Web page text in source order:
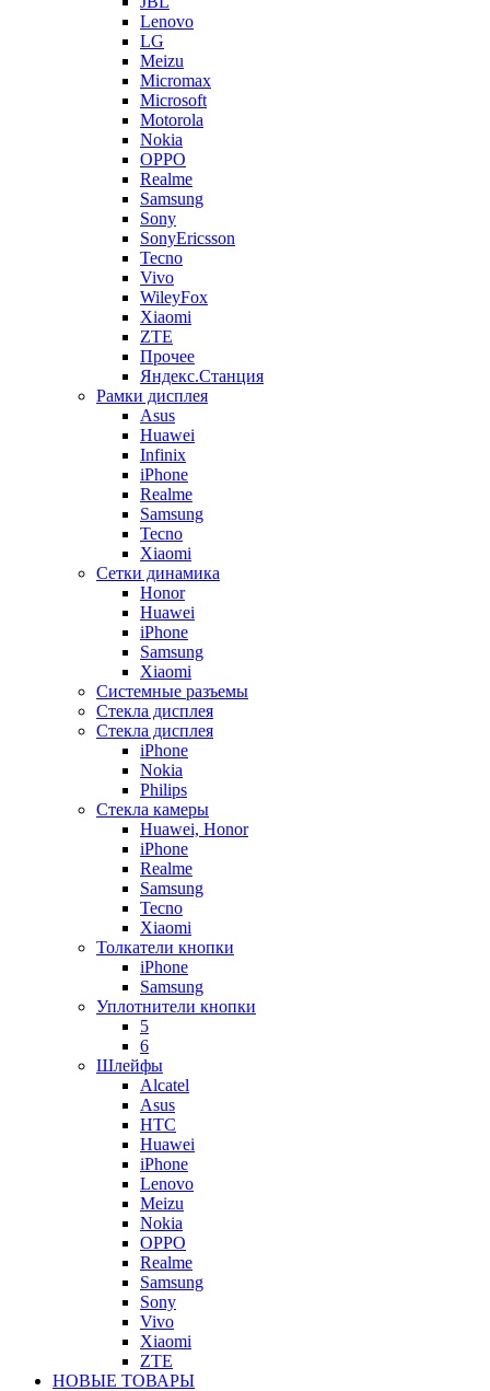
Lenovo
LG
Meizu
Micromax
Microsoft
Motorola
Nokia
OPPO
Realme
Samsung
Sony
SonyEricsson
Tecno
Vivo
WileyFox
Xiaomi
ZTE
Прочее
Яндекс.Станция
Рамки дисплея
Asus
Huawei
Infinix
iPhone
Realme
Samsung
Tecno
Xiaomi
Сетки динамика
Honor
Huawei
iPhone
Samsung
Xiaomi
Системные разъемы
Стекла дисплея
Стекла дисплея
iPhone
Nokia
Philips
Стекла камеры
Huawei, Honor
iPhone
Realme
Samsung
Tecno
Xiaomi
Толкатели кнопки
iPhone
Samsung
Уплотнители кнопки
5
6
Шлейфы
Alcatel
Asus
HTC
Huawei
iPhone
Lenovo
Meizu
Nokia
OPPO
Realme
Samsung
Sony
Vivo
Xiaomi
ZTE
НОВЫЕ ТОВАРЫ